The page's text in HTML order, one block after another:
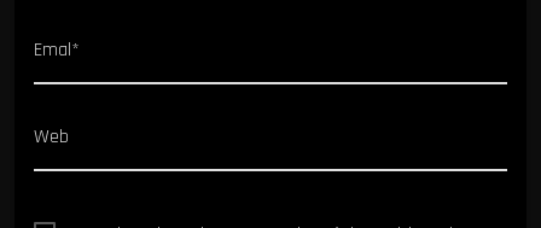
Emal*
Web